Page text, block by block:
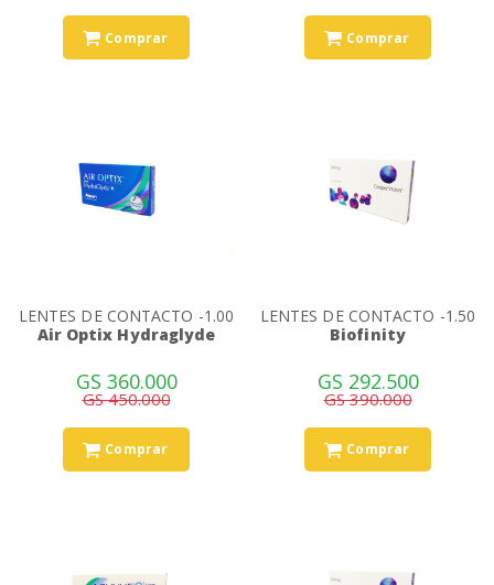
Comprar Comprar
LENTES DE CONTACTO -1.00
Air Optix Hydraglyde
GS 360.000
GS 450.000
Comprar
LENTES DE CONTACTO -1.50
Biofinity
GS 292.500
GS 390.000
Comprar